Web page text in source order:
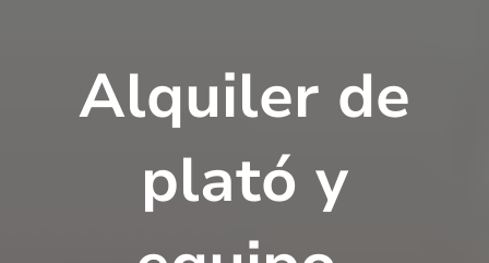
Alquiler de
plató y